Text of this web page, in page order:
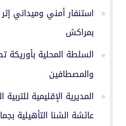
استنفار أمني وميداني
بمراكش
السلطة المحلية بأوريكة
والمصطافين
المديرية الإقليمية
عائشة الشنا التأهيلية